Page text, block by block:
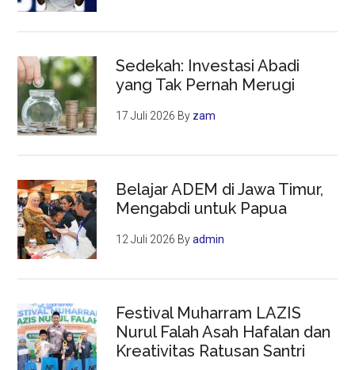
Sedekah: Investasi Abadi
yang Tak Pernah Merugi
17 Juli 2026 By zam
Belajar ADEM di Jawa Timur,
Mengabdi untuk Papua
12 Juli 2026 Byadmin
Festival Muharram LAZIS
Nurul Falah Asah Hafalan dan
Kreativitas Ratusan Santri